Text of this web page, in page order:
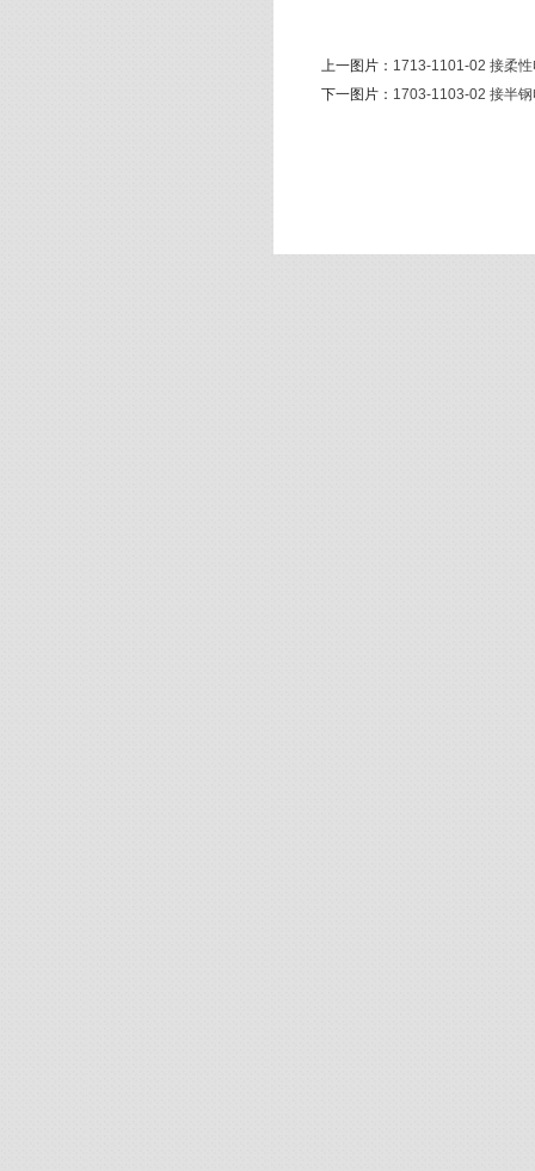
上一图片： 1713-1101-02 接柔
下一图片： 1703-1103-02 接半